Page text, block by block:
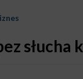
słucha